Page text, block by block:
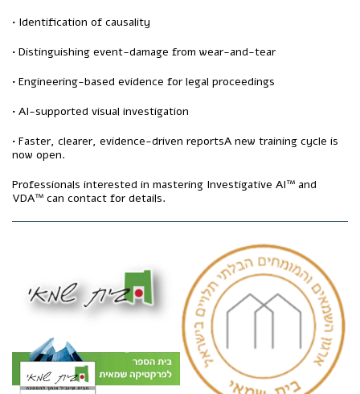
• Identification of causality
• Distinguishing event-damage from wear-and-tear
• Engineering-based evidence for legal proceedings
• AI-supported visual investigation
• Faster, clearer, evidence-driven reportsA new training cycle is
now open.
Professionals interested in mastering Investigative AI™ and
VDA™ can contact for details.